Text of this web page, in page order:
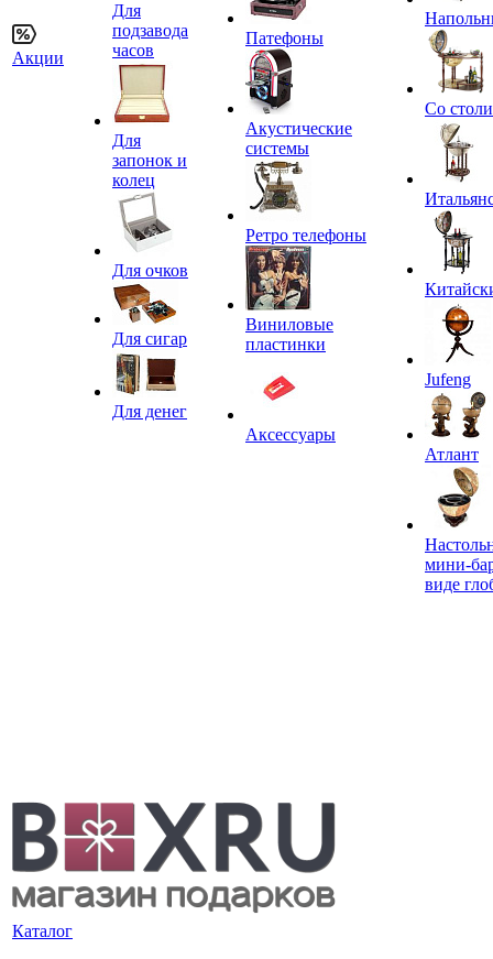
Акции
Для
подзавода
часов
Для
запонок и
колец
Для очков
Для сигар
Для денег
Патефоны
Акустические
системы
Ретро телефоны
Виниловые
пластинки
Аксессуары
Со
Jufeng
Атлант
мини-
виде
Каталог